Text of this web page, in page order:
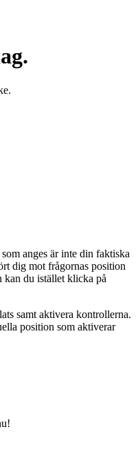
anges är inte din faktiska
dig mot frågornas position
kan du istället klicka på
samt aktivera kontrollerna.
position som aktiverar